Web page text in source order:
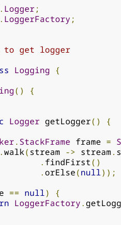
. Logger ;
. LoggerFactory ;
get logger
Logging {
()
{
Logger getLogger()
{
. StackFrame frame =
.walk(stream -> stream.
. findFirst()
.orElse(null));
== null)
{
LoggerFactory.